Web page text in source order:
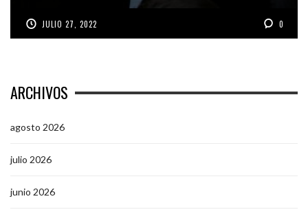
JULIO 27, 2022 0
ARCHIVOS
agosto 2026
julio 2026
junio 2026